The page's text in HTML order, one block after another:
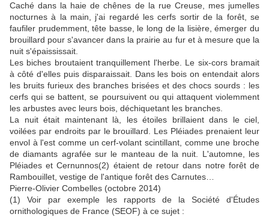
Caché dans la haie de chênes de la rue Creuse, mes jumelles
nocturnes à la main, j'ai regardé les cerfs sortir de la forêt, se
faufiler prudemment, tête basse, le long de la lisière, émerger du
brouillard pour s'avancer dans la prairie au fur et à mesure que la
nuit s'épaississait.
Les biches broutaient tranquillement l'herbe. Le six-cors bramait
à côté d'elles puis disparaissait. Dans les bois on entendait alors
les bruits furieux des branches brisées et des chocs sourds : les
cerfs qui se battent, se poursuivent ou qui attaquent violemment
les arbustes avec leurs bois, déchiquetant les branches.
La nuit était maintenant là, les étoiles brillaient dans le ciel,
voilées par endroits par le brouillard. Les Pléiades prenaient leur
envol à l'est comme un cerf-volant scintillant, comme une broche
de diamants agrafée sur le manteau de la nuit. L'automne, les
Pléiades et Cernunnos(2) étaient de retour dans notre forêt de
Rambouillet, vestige de l'antique forêt des Carnutes…
Pierre-Olivier Combelles (octobre 2014)
(1) Voir par exemple les rapports de la Société d'Études
ornithologiques de France (SEOF) à ce sujet :